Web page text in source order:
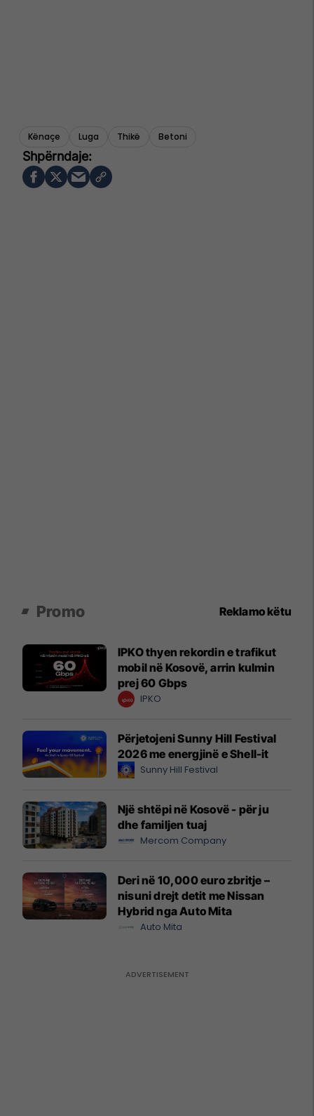
Kënaçe Luga Thikë Betoni
Promo Reklamo këtu
IPKO thyen rekordin e trafikut
mobil në Kosovë, arrin kulmin
prej 60 Gbps
IPKO
Përjetojeni Sunny Hill Festival
2026 me energjinë e Shell-it
Sunny Hill Festival
Një shtëpi në Kosovë - për ju
dhe familjen tuaj
Mercom Company
Deri në 10,000 euro zbritje –
nisuni drejt detit me Nissan
Hybrid nga Auto Mita
Auto Mita